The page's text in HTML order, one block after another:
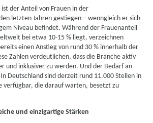
der Anteil von Frauen in der
letzten Jahren gestiegen – wenngleich er sich
Niveau befindet. Während der Frauenanteil
bei etwa 10-15 % liegt, verzeichnen
einen Anstieg von rund 30 % innerhalb der
Zahlen verdeutlichen, dass die Branche aktiv
und inklusiver zu werden. Und der Bedarf an
Deutschland sind derzeit rund 11.000 Stellen in
verfügbar, die darauf warten, besetzt zu
und einzigartige Stärken